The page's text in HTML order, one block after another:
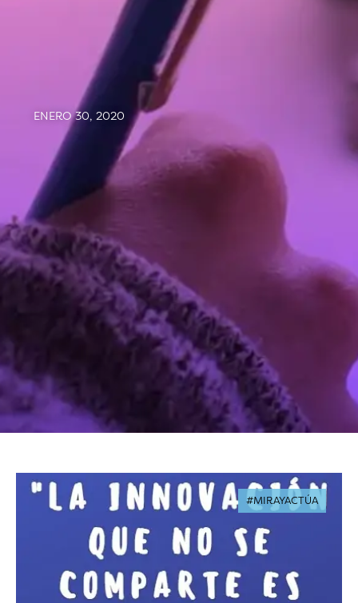
ENERO 30, 2020
#MIRAYACTÚA